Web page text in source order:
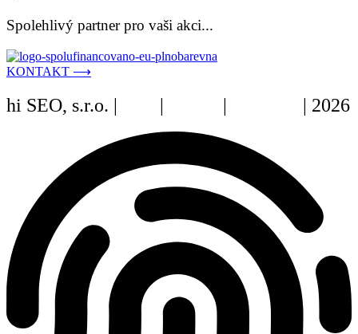
Spolehlivý partner pro vaši akci...
KONTAKT ⟶
hi SEO, s.r.o. | | | | 2026